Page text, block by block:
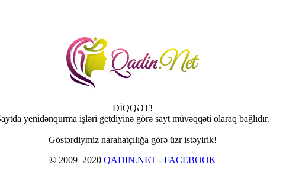
DİQQƏT!
yenidənqurma işləri getdiyinə görə sayt müvəqqəti olaraq bağlıdır.
Göstərdiymiz narahatçılığa görə üzr istəyirik!
© 2009–2020 QADIN.NET - FACEBOOK